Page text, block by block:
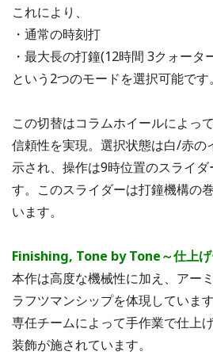
これにより、
・通常の時刻打
・最大長の打鐘(12時間 3クォータ
という2つのモードを選択可能です。
この切替はコラムホイールによっ
信頼性を実現。選択状態は白/赤の
示され、操作は9時位置のスライダ
す。このスライダーは打鐘機構の
います。
Finishing, Tone by Tone～仕上
本作は高度な機械性に加え、アー
ラフツマンシップを体現していま
専任チームによって手作業で仕上
装飾が施されています。